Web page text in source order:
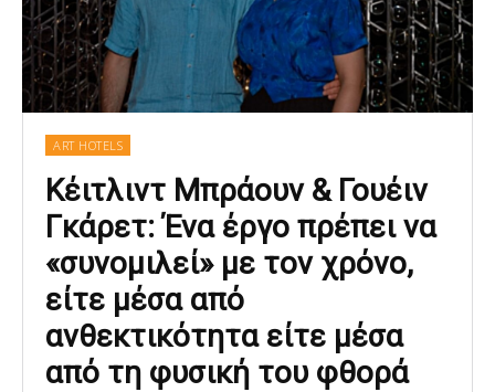
ART HOTELS
Κέιτλιντ Μπράουν & Γουέιν
Γκάρετ: Ένα έργο πρέπει να
«συνομιλεί» με τον χρόνο,
είτε μέσα από
ανθεκτικότητα είτε μέσα
από τη φυσική του φθορά